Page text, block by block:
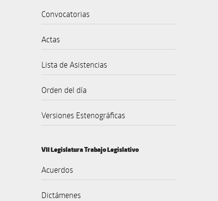
Convocatorias
Actas
Lista de Asistencias
Orden del día
Versiones Estenográficas
VII Legislatura Trabajo Legislativo
Acuerdos
Dictámenes